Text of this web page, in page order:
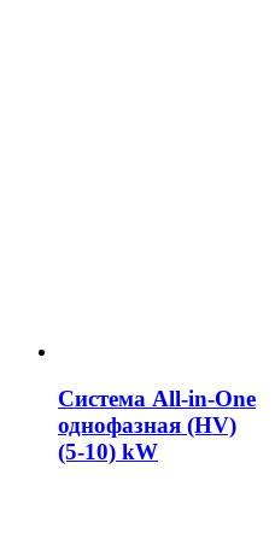
Система All-in-One
однофазная (HV)
(5-10) kW